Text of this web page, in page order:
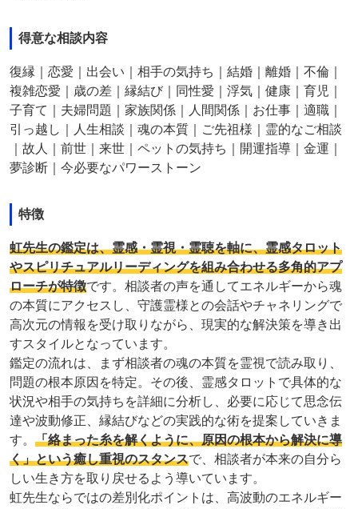
得意な相談内容
復縁｜恋愛｜出会い｜相手の気持ち｜結婚｜離婚｜不倫｜
複雑恋愛｜歳の差｜縁結び｜同性愛｜浮気｜健康｜育児｜
子育て｜夫婦問題｜家族関係｜人間関係｜お仕事｜適職｜
引っ越し｜人生相談｜魂の本質｜ご先祖様｜霊的なご相談
｜故人｜前世｜来世｜ペットの気持ち｜開運指導｜金運｜
夢診断｜今必要なパワーストーン
特徴
虹先生の鑑定は、霊感・霊視・霊聴を軸に、霊感タロット
やスピリチュアルリーディングを組み合わせる多角的アプ
ローチが特徴です。相談者の声を通してエネルギーから魂
の本質にアクセスし、守護霊様との会話やチャネリングで
高次元の情報を受け取りながら、現実的な解決策を導き出
すスタイルとなっています。
鑑定の流れは、まず相談者の魂の本質を霊視で読み取り、
問題の根本原因を特定。その後、霊感タロットで具体的な
状況や相手の気持ちを詳細に分析し、必要に応じて思念伝
達や波動修正、縁結びなどの実践的な術を提案していきま
す。 「絡まった糸を解くように、原因の根本から解決に導
く」という癒し重視のスタンスで、相談者が本来の自分ら
しい生き方を取り戻せるよう導いています。
虹先生ならではの差別化ポイントは、高波動のエネルギー